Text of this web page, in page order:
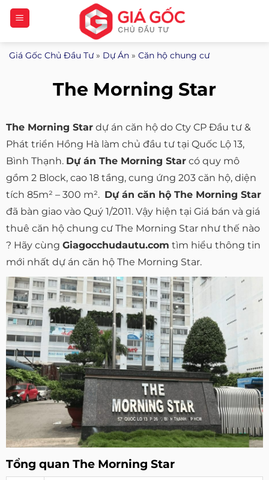
Bỏ
qua
nội
dung
Giá Gốc Chủ Đầu Tư» Dự Án » Căn hộ chung cư
The Morning Star
The Morning Star dự án căn hộ do Cty CP Đầu tư &
Phát triển Hồng Hà làm chủ đầu tư tại Quốc Lộ 13,
Bình Thạnh. Dự án The Morning Star có quy mô
gồm 2 Block, cao 18 tầng, cung ứng 203 căn hộ, diện
tích 85m² – 300 m². Dự án căn hộ The Morning Star
đã bàn giao vào Quý 1/2011. Vậy hiện tại Giá bán và giá
thuê căn hộ chung cư The Morning Star như thế nào
? Hãy cùng Giagocchudautu.com tìm hiểu thông tin
mới nhất dự án căn hộ The Morning Star.
Tổng quan The Morning Star